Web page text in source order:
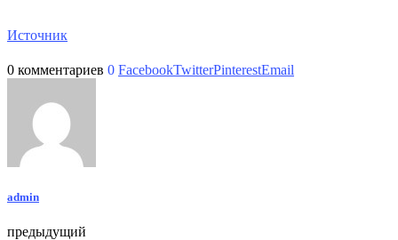
Источник
0 комментариев 0 FacebookTwitterPinterestEmail
admin
предыдущий